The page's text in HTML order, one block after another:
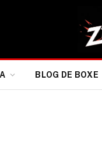
BLOG DE BOXE